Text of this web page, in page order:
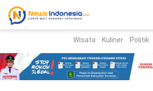
Parlemen
Wisata Kuliner Politik